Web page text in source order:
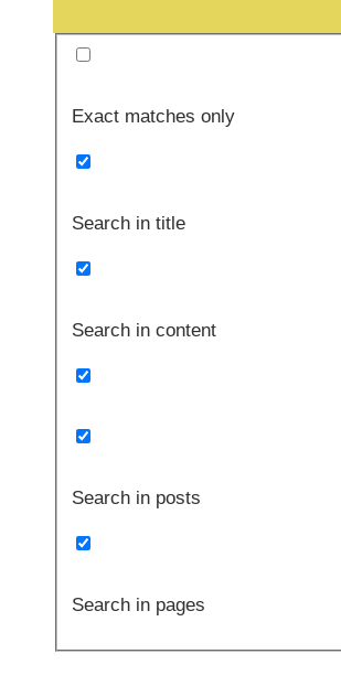
Exact matches only
Search in title
Search in content
Search in posts
Search in pages